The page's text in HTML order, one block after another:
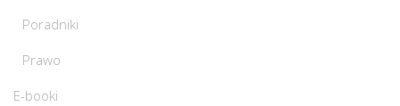
Poradniki
Prawo
E-booki